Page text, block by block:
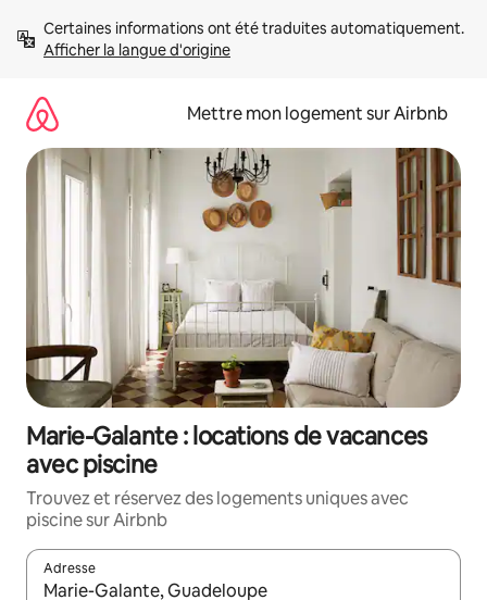
directement
Afficher la langue d'origine
Mettre mon logement sur Airbnb
Marie-Galante : locations de vacances
avec piscine
Trouvez et réservez des logements uniques avec
piscine sur Airbnb
Adresse
Lorsque les résultats s'affichent, utilisez les flèches vers le